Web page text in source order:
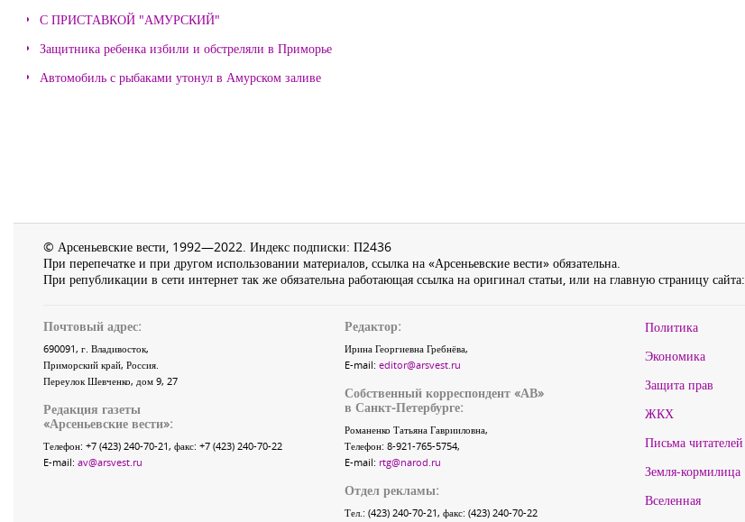
С ПРИСТАВКОЙ "АМУРСКИЙ"
Защитника ребенка избили и обстреляли в Приморье
Автомобиль с рыбаками утонул в Амурском заливе
© Арсеньевские вести, 1992—2022. Индекс подписки: П2436
При перепечатке и при другом использовании материалов, ссылка на «Арсеньевские вести» обязательна.
При републикации в сети интернет так же обязательна работающая ссылка на оригинал статьи, или на главную страницу сайта:
Почтовый адрес:
690091, г. Владивосток,
Приморский край, Россия.
Переулок Шевченко, дом 9, 27
Редакция газеты
«Арсеньевские вести»:
Телефон: +7 (423) 240-70-21, факс: +7 (423) 240-70-22
E-mail: av@arsvest.ru
Редактор:
Ирина Георгиевна Гребнёва,
E-mail: editor@arsvest.ru
Собственный корреспондент «АВ»
в Санкт-Петербурге:
Романенко Татьяна Гаврииловна,
Телефон: 8-921-765-5754,
E-mail: rtg@narod.ru
Отдел рекламы:
Тел.: (423) 240-70-21, факс: (423) 240-70-22
Политика
Экономика
Защита прав
ЖКХ
Письма читателей
Земля-кормилица
Вселенная